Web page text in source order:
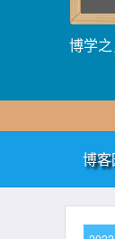
博学
博客